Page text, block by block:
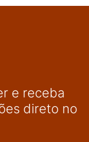
e receba
direto no